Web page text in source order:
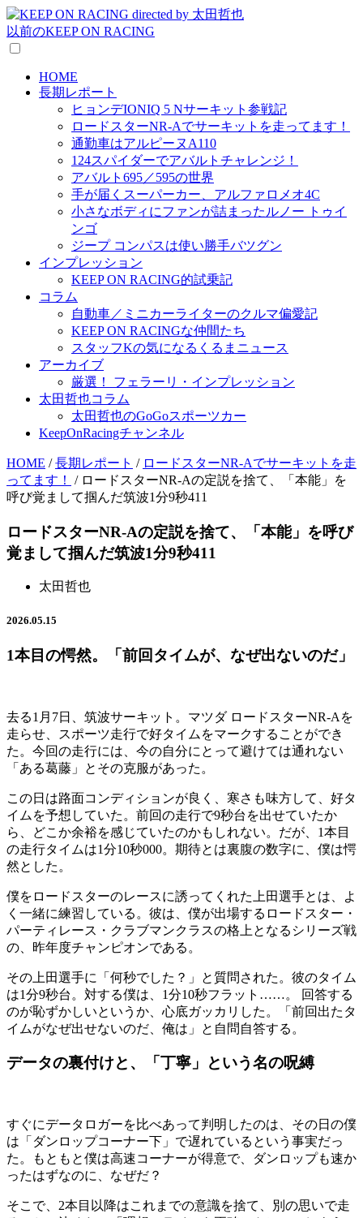
以前のKEEP ON RACING
HOME
長期レポート
ヒョンデIONIQ 5 Nサーキット参戦記
ロードスターNR-Aでサーキットを走ってます！
通勤車はアルピーヌA110
124スパイダーでアバルトチャレンジ！
アバルト695／595の世界
手が届くスーパーカー、アルファロメオ4C
小さなボディにファンが詰まったルノー トゥイ
ンゴ
ジープ コンパスは使い勝手バツグン
インプレッション
KEEP ON RACING的試乗記
コラム
自動車／ミニカーライターのクルマ偏愛記
KEEP ON RACINGな仲間たち
スタッフKの気になるくるまニュース
アーカイブ
厳選！ フェラーリ・インプレッション
太田哲也コラム
太田哲也のGoGoスポーツカー
KeepOnRacingチャンネル
HOME /長期レポート / ロードスターNR-Aでサーキットを走
ってます！
/ ロードスターNR-Aの定説を捨て、「本能」を
呼び覚まして掴んだ筑波1分9秒411
ロードスターNR-Aの定説を捨て、「本能」を呼び
覚まして掴んだ筑波1分9秒411
太田哲也
2026.05.15
1本目の愕然。「前回タイムが、なぜ出ないのだ」
去る1月7日、筑波サーキット。マツダ ロードスターNR-Aを
走らせ、スポーツ走行で好タイムをマークすることができ
た。今回の走行には、今の自分にとって避けては通れない
「ある葛藤」とその克服があった。
この日は路面コンディションが良く、寒さも味方して、好タ
イムを予想していた。前回の走行で9秒台を出せていたか
ら、どこか余裕を感じていたのかもしれない。だが、1本目
の走行タイムは1分10秒000。期待とは裏腹の数字に、僕は愕
然とした。
僕をロードスターのレースに誘ってくれた上田選手とは、よ
く一緒に練習している。彼は、僕が出場するロードスター・
パーティレース・クラブマンクラスの格上となるシリーズ戦
の、昨年度チャンピオンである。
その上田選手に「何秒でした？」と質問された。彼のタイム
は1分9秒台。対する僕は、1分10秒フラット……。 回答する
のが恥ずかしいというか、心底ガッカリした。「前回出たタ
イムがなぜ出せないのだ、俺は」と自問自答する。
データの裏付けと、「丁寧」という名の呪縛
すぐにデータロガーを比べあって判明したのは、その日の僕
は「ダンロップコーナー下」で遅れているという事実だっ
た。もともと僕は高速コーナーが得意で、ダンロップも速か
ったはずなのに、なぜだ？
そこで、2本目以降はこれまでの意識を捨て、別の思いで走